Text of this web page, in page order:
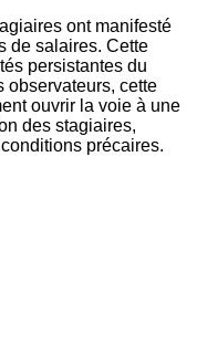
ont manifesté
de salaires. Cette
persistantes du
observateurs, cette
ouvrir la voie à une
des stagiaires,
précaires.